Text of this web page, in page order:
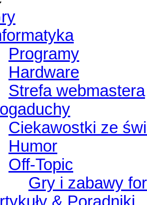
Programy
Hardware
Strefa webmastera
Ciekawostki ze
Humor
Off-Topic
Gry i zabawy
& Poradniki